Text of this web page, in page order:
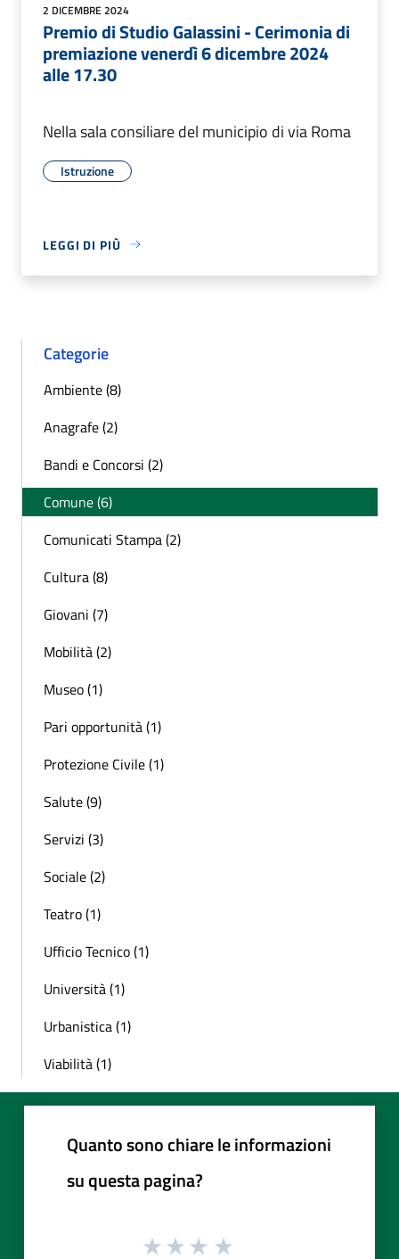
2 DICEMBRE 2024
Premio di Studio Galassini - Cerimonia di
premiazione venerdì 6 dicembre 2024
alle 17.30
Nella sala consiliare del municipio di via Roma
Istruzione
LEGGI DI PIÙ
Categorie
Ambiente (8)
Anagrafe (2)
Bandi e Concorsi (2)
Comune (6)
Comunicati Stampa (2)
Cultura (8)
Giovani (7)
Mobilità (2)
Museo (1)
Pari opportunità (1)
Protezione Civile (1)
Salute (9)
Servizi (3)
Sociale (2)
Teatro (1)
Ufficio Tecnico (1)
Università (1)
Urbanistica (1)
Viabilità (1)
Quanto sono chiare le informazioni
su questa pagina?